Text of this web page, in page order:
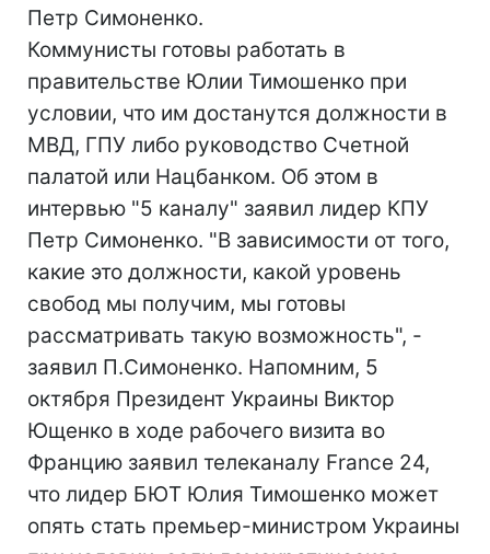
Петр Симоненко.
Коммунисты готовы работать в
правительстве Юлии Тимошенко при
условии, что им достанутся должности в
МВД, ГПУ либо руководство Счетной
палатой или Нацбанком. Об этом в
интервью "5 каналу" заявил лидер КПУ
Петр Симоненко. "В зависимости от того,
какие это должности, какой уровень
свобод мы получим, мы готовы
рассматривать такую возможность", -
заявил П.Симоненко. Напомним, 5
октября Президент Украины Виктор
Ющенко в ходе рабочего визита во
Францию заявил телеканалу France 24,
что лидер БЮТ Юлия Тимошенко может
опять стать премьер-министром Украины